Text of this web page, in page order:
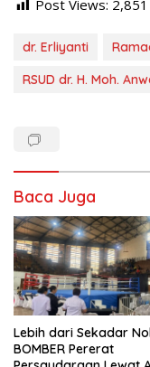
Post Views: 2,851
dr. Erliyanti
RSUD dr. H. Moh.
Baca Juga
Lebih dari Sekadar
BOMBER Pererat